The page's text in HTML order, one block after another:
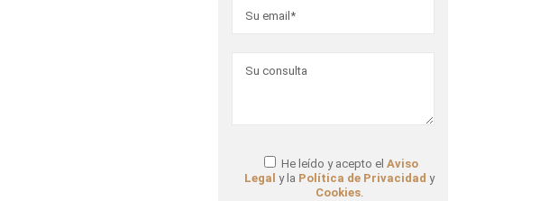
He leído y acepto el Aviso
Legal y la Política de Privacidad y
Cookies.